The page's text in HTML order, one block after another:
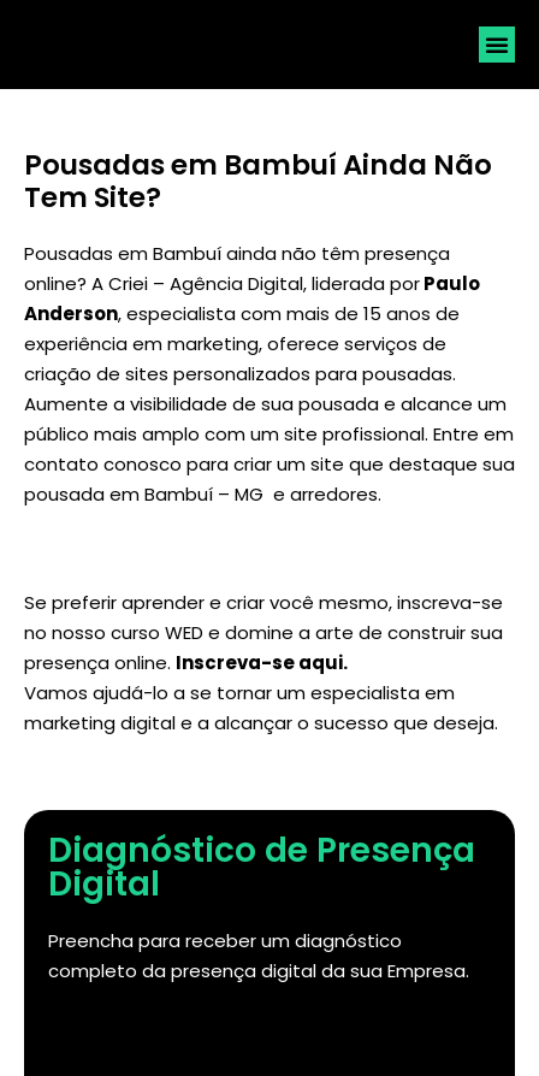
Pousadas em Bambuí Ainda Não
Tem Site?
Pousadas em Bambuí ainda não têm presença
online? A Criei – Agência Digital, liderada porPaulo
Anderson, especialista com mais de 15 anos de
experiência em marketing, oferece serviços de
criação de sites personalizados para pousadas.
Aumente a visibilidade de sua pousada e alcance um
público mais amplo com um site profissional. Entre em
contato conosco para criar um site que destaque sua
pousada em Bambuí – MG e arredores.
Se preferir aprender e criar você mesmo, inscreva-se
no nosso curso WED e domine a arte de construir sua
presença online. Inscreva-se aqui.
Vamos ajudá-lo a se tornar um especialista em
marketing digital e a alcançar o sucesso que deseja.
Diagnóstico de Presença
Digital
Preencha para receber um diagnóstico
completo da presença digital da sua Empresa.